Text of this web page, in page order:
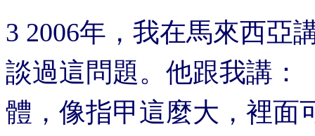
3 2006年，我在馬來西亞
談過這問題。他跟我講：
體，像指甲這麼大，裡面